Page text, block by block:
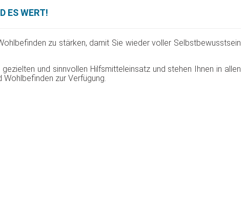
ES WERT!
zu stärken, damit Sie wieder voller Selbstbewusstsein
und sinnvollen Hilfsmitteleinsatz und stehen Ihnen in allen
Wohlbefinden zur Verfügung.